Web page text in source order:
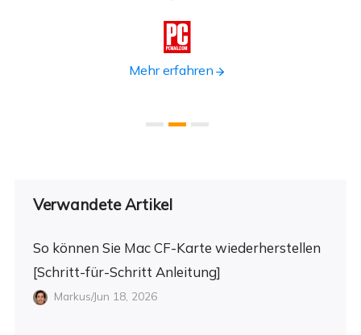

Mehr erfahren
Verwandete Artikel
So können Sie Mac CF-Karte wiederherstellen
[Schritt-für-Schritt Anleitung]
Markus/Jun 18, 2026